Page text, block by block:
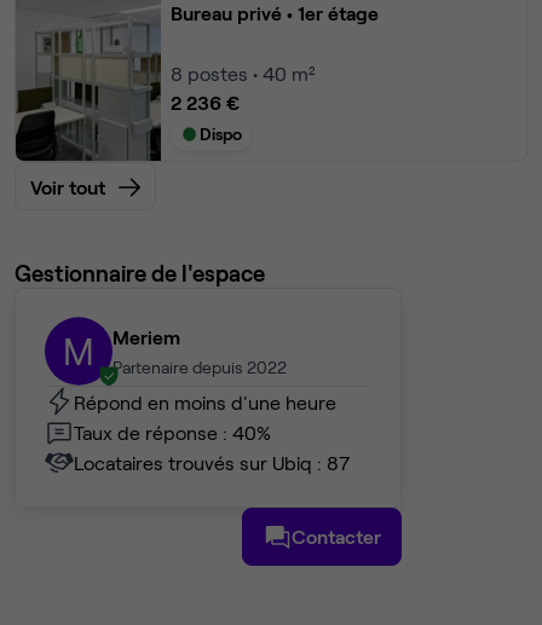
Bureau privé • 1er étage
8 postes • 40 m²
2 236 €
Dispo
Voir tout
Gestionnaire de l'espace
M Meriem
Partenaire depuis 2022
Répond en moins d'une heure
Taux de réponse : 40%
Locataires trouvés sur Ubiq : 87
Contacter